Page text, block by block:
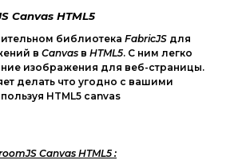
Canvas HTML5
библиотека FabricJS для
в Canvas в HTML5. С ним легко
изображения для веб-страницы.
делать что угодно с вашими
HTML5 canvas
Canvas HTML5 :